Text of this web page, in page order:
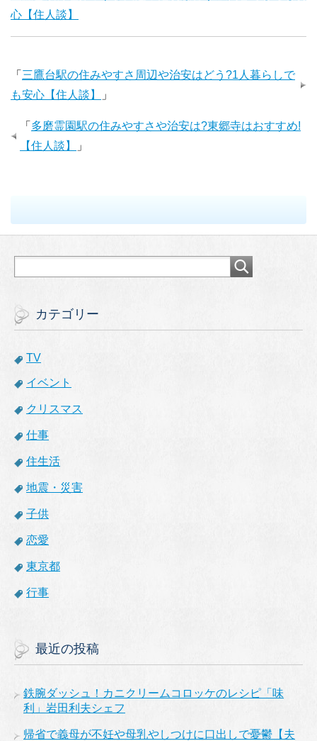
心【住人談】
「 三鷹台駅の住みやすさ周辺や治安はどう?1人暮らしで
も安心【住人談】
」
「 多磨霊園駅の住みやすさや治安は?東郷寺はおすすめ!
【住人談】
」
カテゴリー
TV
イベント
クリスマス
仕事
住生活
地震・災害
子供
恋愛
東京都
行事
最近の投稿
鉄腕ダッシュ！カニクリームコロッケのレシピ「味
利」岩田利夫シェフ
帰省で義母が不妊や母乳やしつけに口出しで憂鬱【夫